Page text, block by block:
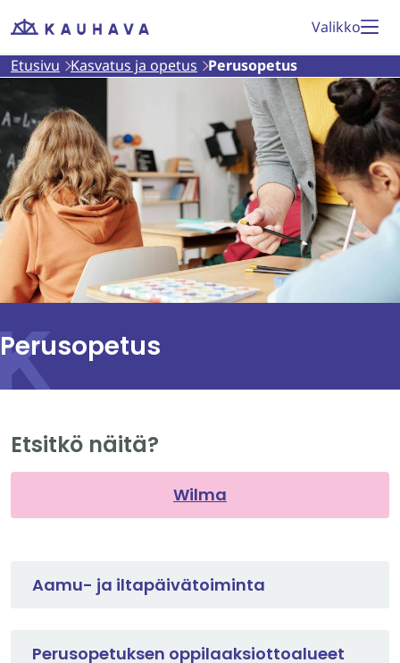
Siirry
Etusivu
Valikko
Etusivu Kasvatus ja opetus Perusopetus
Perusopetus
Etsitkö näitä?
Wilma
Aamu- ja iltapäivätoiminta
Perusopetuksen oppilaaksiottoalueet